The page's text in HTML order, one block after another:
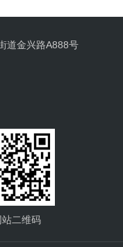
道金兴路A888号
站二维码